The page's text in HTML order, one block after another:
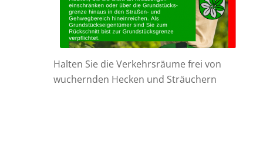
Halten Sie die Verkehrsräume frei von
wuchernden Hecken und Sträuchern